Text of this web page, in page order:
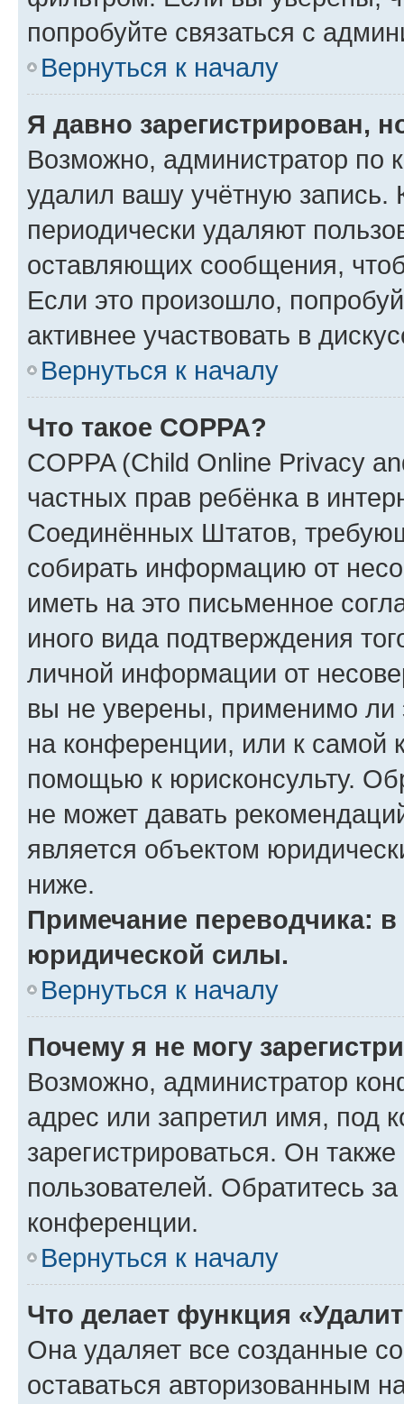
попробуйте связаться с
Вернуться к началу
Я давно зарегистрирован,
Возможно, администратор по
удалил вашу учётную запись.
периодически удаляют
оставляющих сообщения,
Если это произошло,
активнее участвовать в
Вернуться к началу
Что такое COPPA?
COPPA (Child Online Privacy
частных прав ребёнка в
Соединённых Штатов,
собирать информацию от
иметь на это письменное
иного вида подтверждения
личной информации от
вы не уверены, применимо ли
на конференции, или к самой
помощью к юрисконсульту.
не может давать
является объектом
ниже.
Примечание переводчика:
юридической силы.
Вернуться к началу
Почему я не могу
Возможно, администратор
адрес или запретил имя, под
зарегистрироваться. Он
пользователей. Обратитесь
конференции.
Вернуться к началу
Что делает функция
Она удаляет все созданные
оставаться авторизованным